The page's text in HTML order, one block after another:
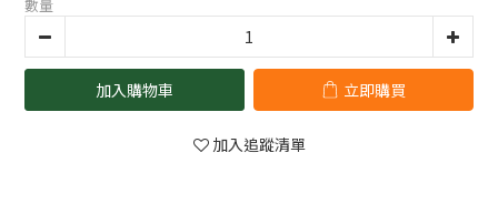
數量
加入購物車 立即購買
加入追蹤清單